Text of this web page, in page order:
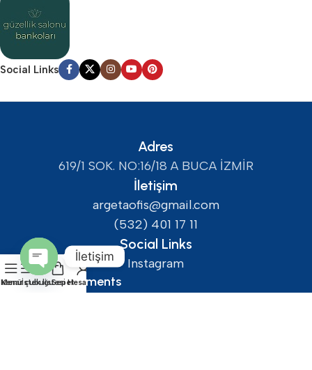
Social Links
Adres
619/1 SOK. NO:16/18 A BUCA İZMİR
İletişim
argetaofis@gmail.com
(532) 401 17 11
Social Links
Instagram
Safety Payments
Menü
Kenar çubuğu
İstek listesi
SepetHesabım
İletişim
Open